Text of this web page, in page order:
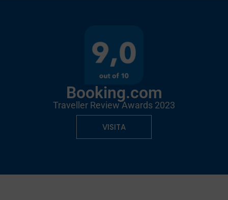
VISITA
Booking.com
Traveller Review Awards 2023